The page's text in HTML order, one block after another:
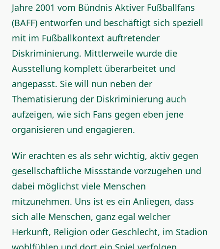
Jahre 2001 vom Bündnis Aktiver Fußballfans
(BAFF) entworfen und beschäftigt sich speziell
mit im Fußballkontext auftretender
Diskriminierung. Mittlerweile wurde die
Ausstellung komplett überarbeitet und
angepasst. Sie will nun neben der
Thematisierung der Diskriminierung auch
aufzeigen, wie sich Fans gegen eben jene
organisieren und engagieren.
Wir erachten es als sehr wichtig, aktiv gegen
gesellschaftliche Missstände vorzugehen und
dabei möglichst viele Menschen
mitzunehmen. Uns ist es ein Anliegen, dass
sich alle Menschen, ganz egal welcher
Herkunft, Religion oder Geschlecht, im Stadion